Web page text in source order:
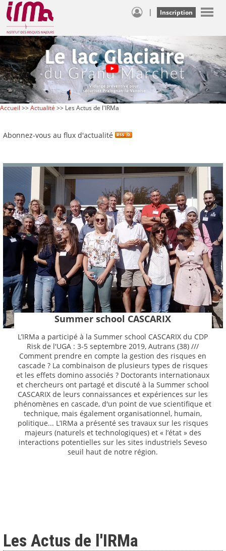
| Inscription
Accueil >>Actualité >> Les Actus de l'IRMa
Abonnez-vous au flux d'actualité
Summer school CASCARIX
L’IRMa a participé à la Summer school CASCARIX du CDP
Risk de l'UGA : 3-5 septembre 2019, Autrans (38) ///
Comment prendre en compte la gestion des risques en
cascade ? La combinaison de plusieurs types de risques
et les effets domino associés ? Doctorants internationaux
et chercheurs ont partagé et discuté à la Summer school
CASCARIX de leurs connaissances et expériences sur les
phénomènes en cascade, d'un point de vue scientifique et
technique, mais également organisationnel, humain,
politique... L’IRMa a présenté ses travaux sur les risques
majeurs (naturels et technologiques) et « l’état » des
interactions potentielles sur les sites industriels Seveso
seuil haut de notre région.
Les Actus de l'IRMa